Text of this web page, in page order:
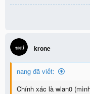
krone
nang đã viết:
Chính xác là wlan0